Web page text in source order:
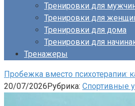
Тренировки для
Тренировки для
Тренировки для дома
Тренировки для
Тренажеры
Пробежка вместо психотерапии:
20/07/2026Рубрика: Спортивные